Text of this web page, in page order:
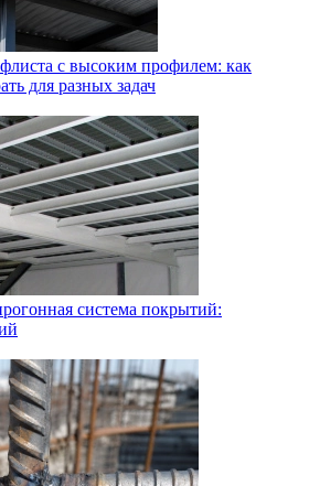
с высоким профилем: как
для разных задач
система покрытий: